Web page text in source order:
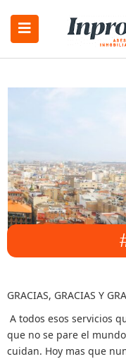
GRACIAS, GRACIAS Y
A todos esos servicios
que no se pare el
cuidan. Hoy mas que